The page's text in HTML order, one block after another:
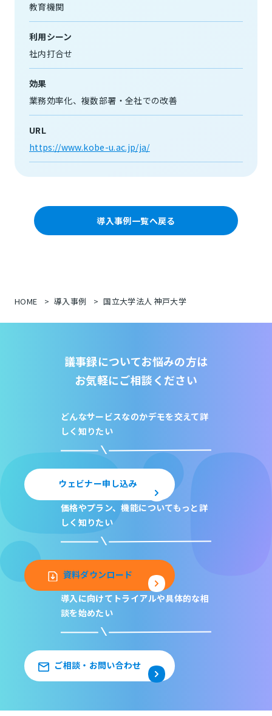
教育機関
利用シーン
社内打合せ
効果
業務効率化
複数部署・全社での改善
URL
https://www.kobe-u.ac.jp/ja/
導入事例一覧へ戻る
HOME 導入事例 国立大学法人 神戸大学
議事録についてお悩みの方は
お気軽にご相談ください
どんなサービスなのかデモを交えて詳
しく知りたい
ウェビナー申し込み
価格やプラン、機能についてもっと詳
しく知りたい
資料ダウンロード
導入に向けてトライアルや具体的な相
談を始めたい
ご相談・お問い合わせ